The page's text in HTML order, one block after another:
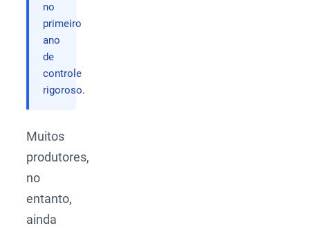
no
primeiro
ano
de
controle
rigoroso.
Muitos
produtores,
no
entanto,
ainda